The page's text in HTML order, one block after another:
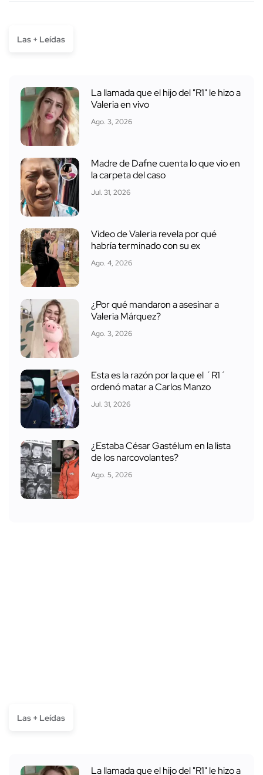
Las + Leídas
La llamada que el hijo del "R1" le hizo a
Valeria en vivo
Ago. 3, 2026
Madre de Dafne cuenta lo que vio en
la carpeta del caso
Jul. 31, 2026
Video de Valeria revela por qué
habría terminado con su ex
Ago. 4, 2026
¿Por qué mandaron a asesinar a
Valeria Márquez?
Ago. 3, 2026
Esta es la razón por la que el ´R1´
ordenó matar a Carlos Manzo
Jul. 31, 2026
¿Estaba César Gastélum en la lista
de los narcovolantes?
Ago. 5, 2026
Las + Leídas
La llamada que el hijo del "R1" le hizo a